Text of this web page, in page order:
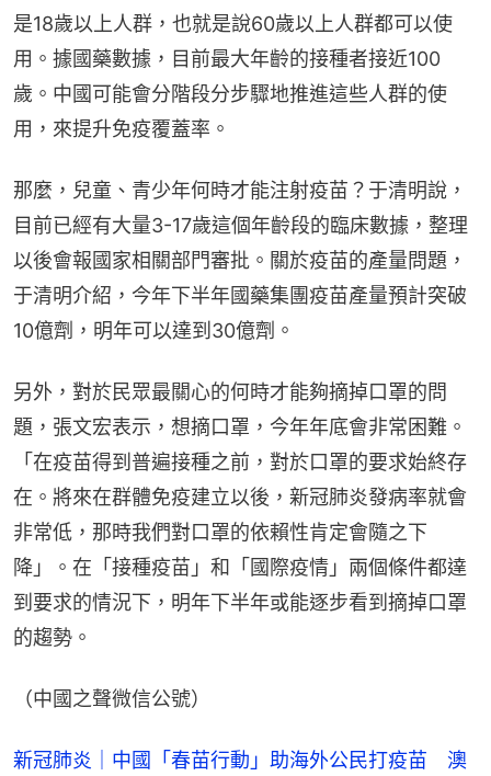
是18歲以上人群，也就是說60歲以上人群都可以使
用。據國藥數據，目前最大年齡的接種者接近100
歲。中國可能會分階段分步驟地推進這些人群的使
用，來提升免疫覆蓋率。
那麼，兒童、青少年何時才能注射疫苗？于清明說，
目前已經有大量3-17歲這個年齡段的臨床數據，整理
以後會報國家相關部門審批。關於疫苗的產量問題，
于清明介紹，今年下半年國藥集團疫苗產量預計突破
10億劑，明年可以達到30億劑。
另外，對於民眾最關心的何時才能夠摘掉口罩的問
題，張文宏表示，想摘口罩，今年年底會非常困難。
「在疫苗得到普遍接種之前，對於口罩的要求始終存
在。將來在群體免疫建立以後，新冠肺炎發病率就會
非常低，那時我們對口罩的依賴性肯定會隨之下
降」。在「接種疫苗」和「國際疫情」兩個條件都達
到要求的情況下，明年下半年或能逐步看到摘掉口罩
的趨勢。
（中國之聲微信公號）
新冠肺炎｜中國「春苗行動」助海外公民打疫苗 澳